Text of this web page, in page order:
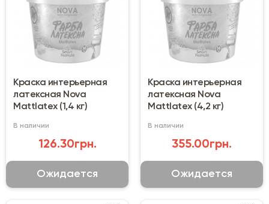
Краска интерьерная
латексная Nova
Mattlatex (1,4 кг)
В наличии
126.30грн.
Ожидается
Краска интерьерная
латексная Nova
Mattlatex (4,2 кг)
В наличии
355.00грн.
Ожидается